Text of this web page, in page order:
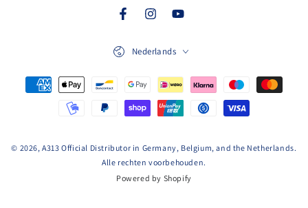
FacebookInstagramYouTube
© 2026, A313 Official Distributor in Germany, Belgium, and the Netherlands.
Alle rechten voorbehouden.
Powered by Shopify
Nederlands
Betaalmethoden